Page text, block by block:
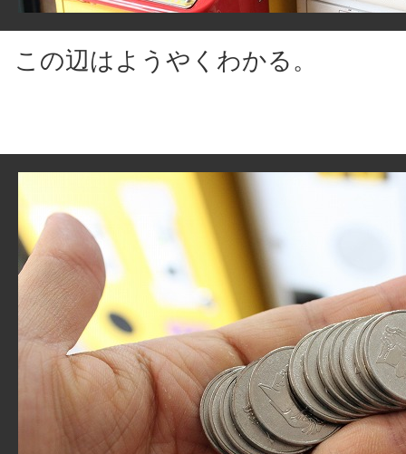
この辺はようやくわかる。